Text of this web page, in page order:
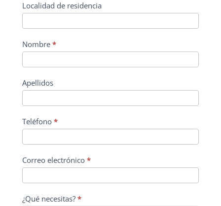
Localidad de residencia
Nombre *
Apellidos
Teléfono *
Correo electrónico *
¿Qué necesitas? *